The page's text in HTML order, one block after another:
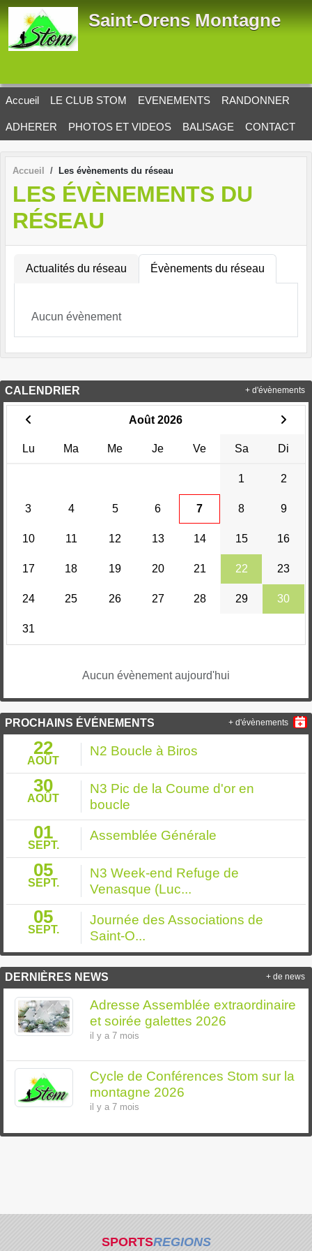
Saint-Orens Montagne
Accueil LE CLUB STOM EVENEMENTS RANDONNER
ADHERER PHOTOS ET VIDEOS BALISAGE CONTACT
Accueil Les évènements du réseau
LES ÉVÈNEMENTS DU
RÉSEAU
Actualités du réseau Évènements du réseau
Aucun évènement
CALENDRIER
Août 2026
Lu Ma Me Je Ve Sa Di
1 2
3 4 5 6 7 8 9
10 11 12 13 14 15 16
17 18 19 20 21 22 23
24 25 26 27 28 29 30
31
Aucun évènement aujourd'hui
+ d'évènements
PROCHAINS ÉVÉNEMENTS
22
AOÛT
N2 Boucle à Biros
30
AOÛT
N3 Pic de la Coume d'or en
boucle
01
SEPT.
Assemblée Générale
05
SEPT.
N3 Week-end Refuge de
Venasque (Luc...
05
SEPT.
Journée des Associations de
Saint-O...
+ d'évènements
DERNIÈRES NEWS
Adresse Assemblée extraordinaire
et soirée galettes 2026
il y a 7 mois
Cycle de Conférences Stom sur la
montagne 2026
il y a 7 mois
+ de news
SPORTSREGIONS
Panneau de gestion des cookies